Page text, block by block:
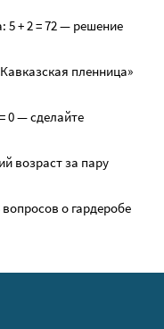
5 + 2 = 72 — решение
пленница»
0 — сделайте
возраст за пару
о гардеробе